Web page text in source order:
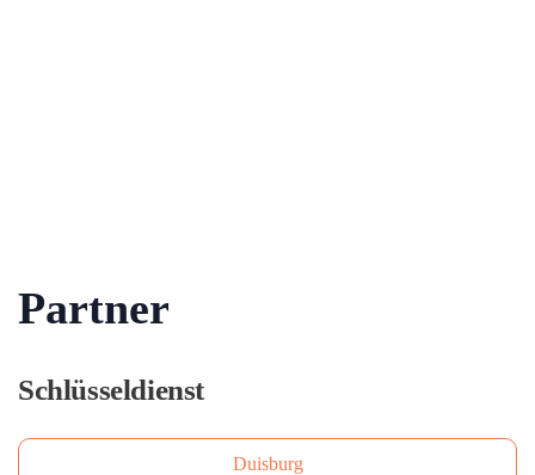
Partner
Schlüsseldienst
Duisburg